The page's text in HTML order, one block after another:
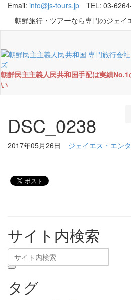
Email: info@js-tours.jp
TEL: 03-
朝鮮旅行・ツアーなら専門のジェイ
朝鮮民主主義人民共和国手配は実績
い
DSC_0238
2017年05月26日 ジェイエス・エン
サイト内検索
タグ